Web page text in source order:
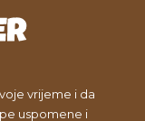
vrijeme i da
uspomene i